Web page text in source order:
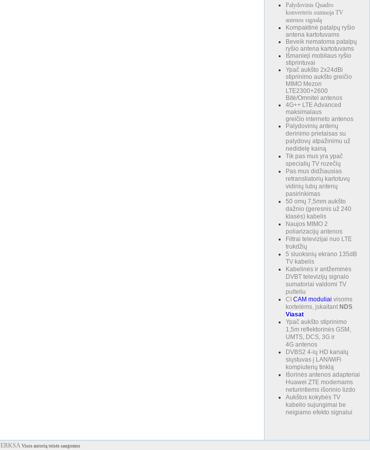
Palydovinis Quadro
konverteris sumuoja TV
antenos signalą
Kompaktinė patalpų ryšio
antena kartotuvams
Beveik nematoma patalpų
ryšio antena kartotuvams
Išmanieji mobilaus ryšio
stiprintuvai
Ypač aukšto 2x24dBi
stiprinimo aukšto greičio
MIMO Mezon
LTE2300+2600
Bitė/Omnitel antenos
4G++ LTE Advanced
maksimalaus
greičio interneto antenos
Palydovinių antenų
derinimo prietaisas su
palydovų atpažinimu už
nedidelę kainą
Tik pas mus yra ypač
specialių TV rozečių
Pas mus didžiausias
retransliatorių kartotuvų
vidinių lubų antenų
pasirinkimas
50 omų 7,5mm aukšto
dažnio (geresnis už 240
klasės) kabelis
Naujos MIMO 2
poliarizacijų antenos
Filtrai televizijai nuo LTE
trukdžių
5 sluoksnių ekrano 135dB
TV kabelis
Kabelinės ir antžeminės
DVBT televizijų signalo
sumatoriai valdomi TV
pulteliu
CI CAM moduliai visoms
kortelėms, įskaitant NDS
Viasat
Ypač aukšto stiprinimo
1,5m reflektorinės GSM,
UMTS, DCS, 3G ir
4G antenos
DVBS2 4-ių HD kanalų
siųstuvas į LAN/WiFi
kompiuterių tinklą
Išorinės antenos adapteriai
Huawei ZTE modemams
neturintiems išorinio lizdo
Aukštos kokybės TV
kabelio sujungimai be
neigiamo efekto signalui
ERKSA Visos autorių teisės saugomos